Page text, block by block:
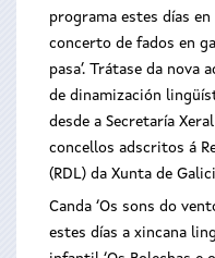
programa estes días en
concerto de fados en
pasa’. Trátase da nova
de dinamización
desde a Secretaría
concellos adscritos á
(RDL) da Xunta de
Canda ‘Os sons do
estes días a xincana